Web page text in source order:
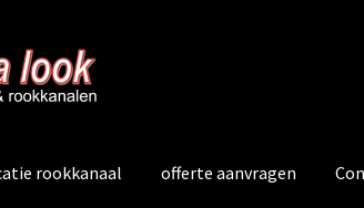
rookkanaal offerte aanvragen